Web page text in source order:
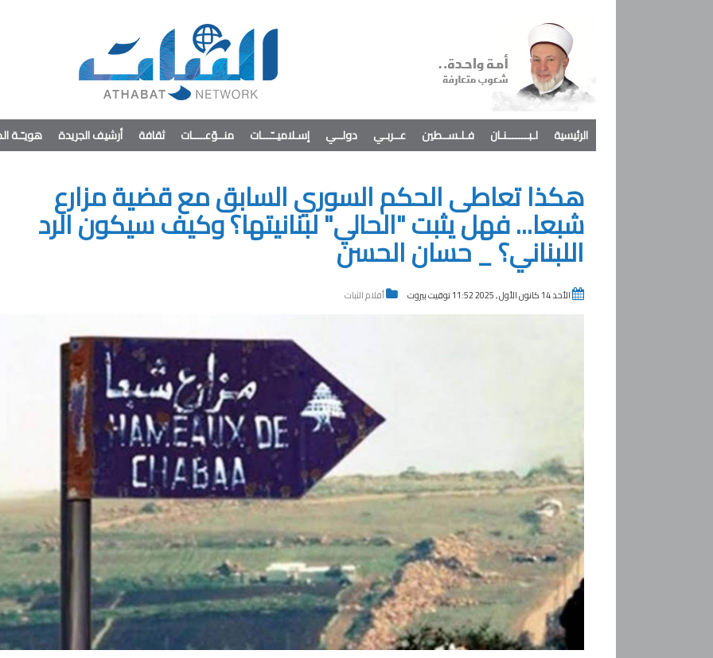
الرئيسية لـبـــــــنـان فـلـســطين عــربـي دولــي إسـلاميــّـــات منــوّعــــات ثقافة أرشيف الجريدة هويـّـة
هكذا تعاطى الحكم السوري السابق مع قضية مزارع
شبعا... فهل يثبت "الحالي" لبنانيتها؟ وكيف سيكون الرد
اللبناني؟ _ حسان الحسن
الأحد 14 كانون الأول , 2025 11:52 توقيت بيروت أقلام الثبات